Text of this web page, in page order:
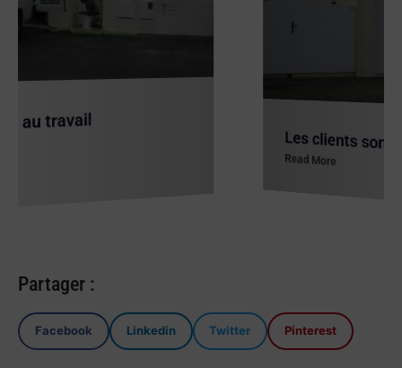
Les clients sont satisfaits du résultat
Partager :
Facebook Linkedin Twitter Pinterest